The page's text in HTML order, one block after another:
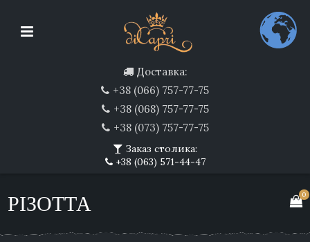
Доставка:
+38 (066) 757-77-75
+38 (068) 757-77-75
+38 (073) 757-77-75
Заказ столика:
+38 (063) 571-44-47
0
РІЗОТТА